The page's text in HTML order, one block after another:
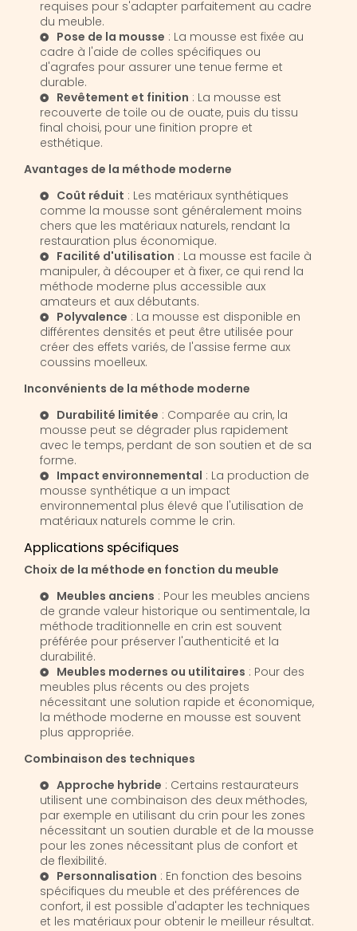
requises pour s'adapter parfaitement au cadre
du meuble.
Pose de la mousse : La mousse est fixée au
cadre à l'aide de colles spécifiques ou
d'agrafes pour assurer une tenue ferme et
durable.
Revêtement et finition : La mousse est
recouverte de toile ou de ouate, puis du tissu
final choisi, pour une finition propre et
esthétique.
Avantages de la méthode moderne
Coût réduit : Les matériaux synthétiques
comme la mousse sont généralement moins
chers que les matériaux naturels, rendant la
restauration plus économique.
Facilité d'utilisation : La mousse est facile à
manipuler, à découper et à fixer, ce qui rend la
méthode moderne plus accessible aux
amateurs et aux débutants.
Polyvalence : La mousse est disponible en
différentes densités et peut être utilisée pour
créer des effets variés, de l'assise ferme aux
coussins moelleux.
Inconvénients de la méthode moderne
Durabilité limitée : Comparée au crin, la
mousse peut se dégrader plus rapidement
avec le temps, perdant de son soutien et de sa
forme.
Impact environnemental : La production de
mousse synthétique a un impact
environnemental plus élevé que l'utilisation de
matériaux naturels comme le crin.
Applications spécifiques
Choix de la méthode en fonction du meuble
Meubles anciens : Pour les meubles anciens
de grande valeur historique ou sentimentale, la
méthode traditionnelle en crin est souvent
préférée pour préserver l'authenticité et la
durabilité.
Meubles modernes ou utilitaires : Pour des
meubles plus récents ou des projets
nécessitant une solution rapide et économique,
la méthode moderne en mousse est souvent
plus appropriée.
Combinaison des techniques
Approche hybride : Certains restaurateurs
utilisent une combinaison des deux méthodes,
par exemple en utilisant du crin pour les zones
nécessitant un soutien durable et de la mousse
pour les zones nécessitant plus de confort et
de flexibilité.
Personnalisation : En fonction des besoins
spécifiques du meuble et des préférences de
confort, il est possible d'adapter les techniques
et les matériaux pour obtenir le meilleur résultat.